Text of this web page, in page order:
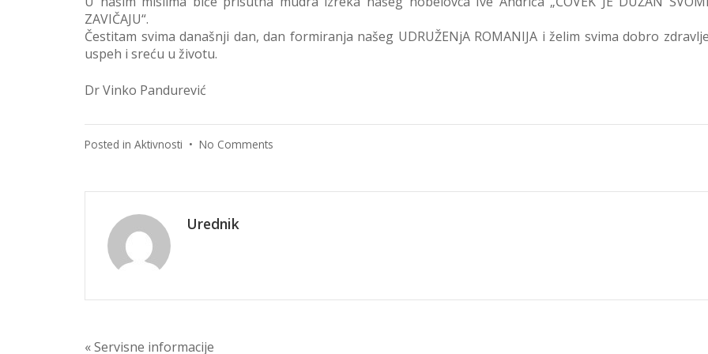
ZAVIČAJU“.
Čestitam svima današnji dan, dan formiranja našeg UDRUŽENjA ROMANIJA i želim svima dobro
uspeh i sreću u životu.
Dr Vinko Pandurević
Posted in Aktivnosti • No Comments
Urednik
« Servisne informacije